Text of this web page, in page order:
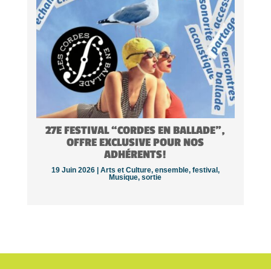
27E FESTIVAL “CORDES EN BALLADE”,
OFFRE EXCLUSIVE POUR NOS
ADHÉRENTS!
19 Juin 2026 | Arts et Culture, ensemble, festival ,
Musique,sortie